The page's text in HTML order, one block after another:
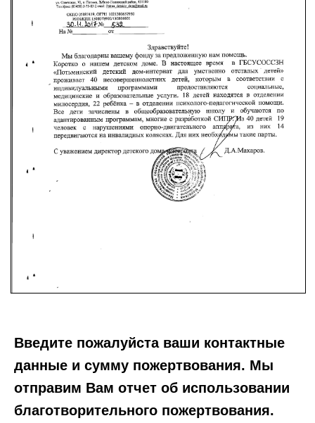
Введите пожалуйста ваши контактные
данные и сумму пожертвования. Мы
отправим Вам отчет об использовании
благотворительного пожертвования.